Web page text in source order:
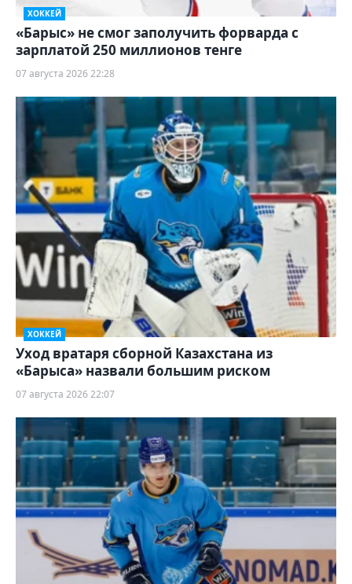
ХОККЕЙ
«Барыс» не смог заполучить форварда с
зарплатой 250 миллионов тенге
07 августа 2026 22:28
ХОККЕЙ
Уход вратаря сборной Казахстана из
«Барыса» назвали большим риском
07 августа 2026 22:07